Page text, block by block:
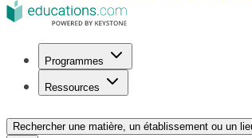
Programmes
Ressources
Rechercher une matière, un établissement ou un